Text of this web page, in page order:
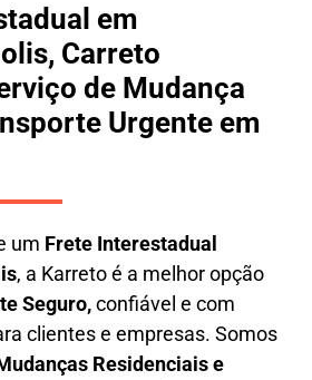
em
Carreto
de Mudança
Urgente em
um Frete Interestadual
, a Karreto é a melhor opção
Seguro,confiável e com
clientes e empresas. Somos
Residenciais e